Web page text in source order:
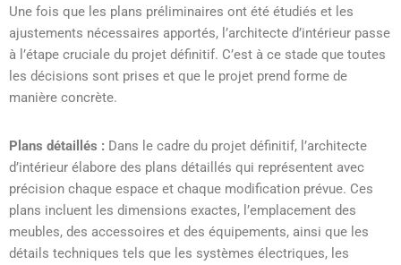
Une fois que les plans préliminaires ont été étudiés et les
ajustements nécessaires apportés, l’architecte d’intérieur passe
à l’étape cruciale du projet définitif. C’est à ce stade que toutes
les décisions sont prises et que le projet prend forme de
manière concrète.
Plans détaillés : Dans le cadre du projet définitif, l’architecte
d’intérieur élabore des plans détaillés qui représentent avec
précision chaque espace et chaque modification prévue. Ces
plans incluent les dimensions exactes, l’emplacement des
meubles, des accessoires et des équipements, ainsi que les
détails techniques tels que les systèmes électriques, les